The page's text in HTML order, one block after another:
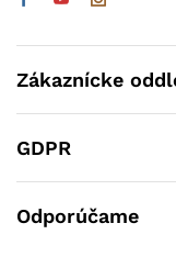
Zákaznícke
GDPR
Odporúčame